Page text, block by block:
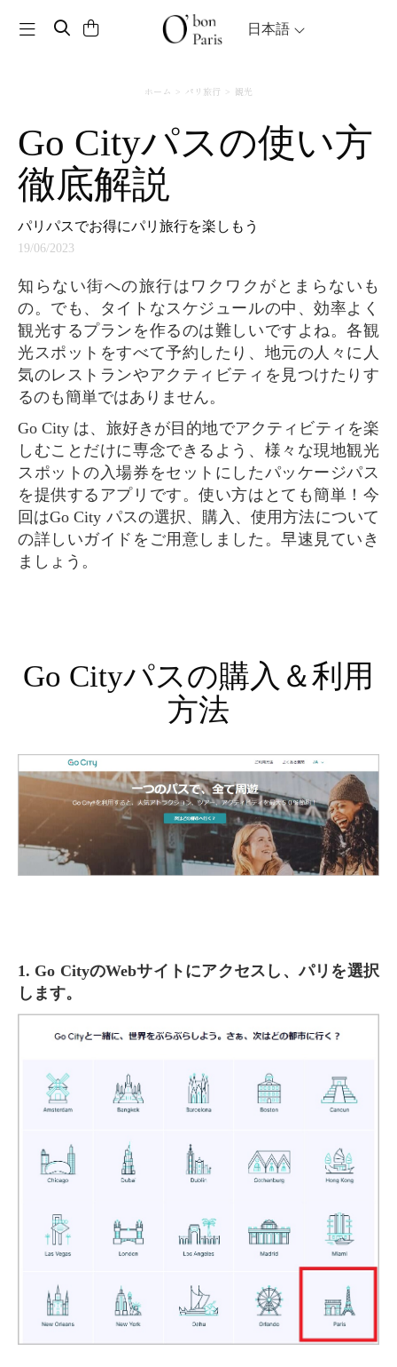
Toggle navigation 日本語
ホーム パリ旅行 観光
Go Cityパスの使い方
徹底解説
パリパスでお得にパリ旅行を楽しもう
19/06/2023
知らない街への旅行はワクワクがとまらないも
の。でも、タイトなスケジュールの中、効率よく
観光するプランを作るのは難しいですよね。各観
光スポットをすべて予約したり、地元の人々に人
気のレストランやアクティビティを見つけたりす
るのも簡単ではありません。
Go City は、旅好きが目的地でアクティビティを楽
しむことだけに専念できるよう、様々な現地観光
スポットの入場券をセットにしたパッケージパス
を提供するアプリです。使い方はとても簡単！今
回はGo City パスの選択、購入、使用方法について
の詳しいガイドをご用意しました。早速見ていき
ましょう。
Go Cityパスの購入＆利用
方法
1. Go CityのWebサイトにアクセスし、パリを選択
します。